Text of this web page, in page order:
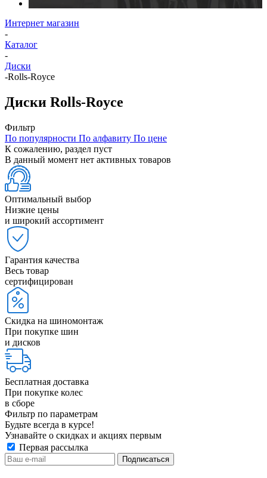
Интернет магазин
-
Каталог
-
Диски
-Rolls-Royce
Диски Rolls-Royce
Фильтр
По популярности По алфавиту По цене
К сожалению, раздел пуст
В данный момент нет активных товаров
Оптимальный выбор
Низкие цены
и широкий ассортимент
Гарантия качества
Весь товар
сертифицирован
Скидка на шиномонтаж
При покупке шин
и дисков
Бесплатная доставка
При покупке колес
в сборе
Фильтр по параметрам
Будьте всегда в курсе!
Узнавайте о скидках и акциях первым
Первая рассылка